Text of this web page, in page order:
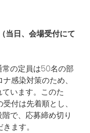
当日、会場受付にて
常の定員は50名の部
感染対策のため、
ています。このた
付は先着順とし、
で、応募締め切り
ます。